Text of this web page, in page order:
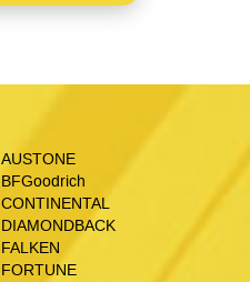
AUSTONE
BFGoodrich
CONTINENTAL
DIAMONDBACK
FALKEN
FORTUNE